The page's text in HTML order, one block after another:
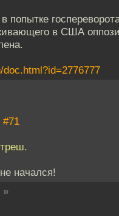
попытке
в США
#71
начался!
»